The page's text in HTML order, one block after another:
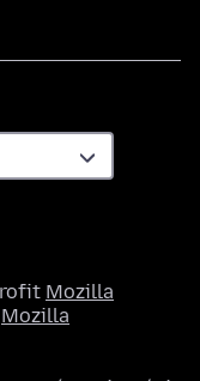
Mozilla
Mozilla